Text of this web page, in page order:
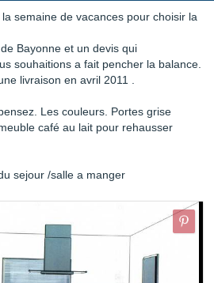
semaine de vacances pour choisir la
Bayonne et un devis qui
souhaitions a fait pencher la balance.
livraison en avril 2011 .
Les couleurs. Portes grise
café au lait pour rehausser
sejour /salle a manger